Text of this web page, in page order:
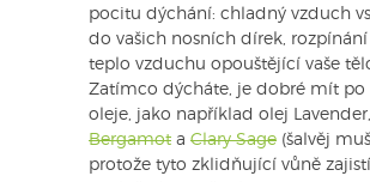
pocitu dýchání: chladný vzduch
do vašich nosních dírek,
teplo vzduchu opouštějící vaše
Zatímco dýcháte, je dobré mít po
oleje, jako například olej Lavender,
Bergamot a Clary Sage (šalvěj
protože tyto zklidňující vůně zajistí